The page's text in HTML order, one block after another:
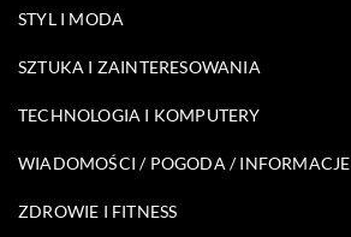
STYL I MODA
SZTUKA I ZAINTERESOWANIA
TECHNOLOGIA I KOMPUTERY
WIADOMOŚCI / POGODA / INFORMACJE
ZDROWIE I FITNESS